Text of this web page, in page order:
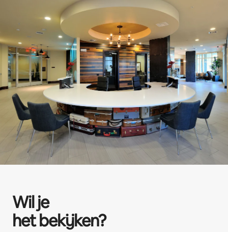
Wil je
het bekijken?